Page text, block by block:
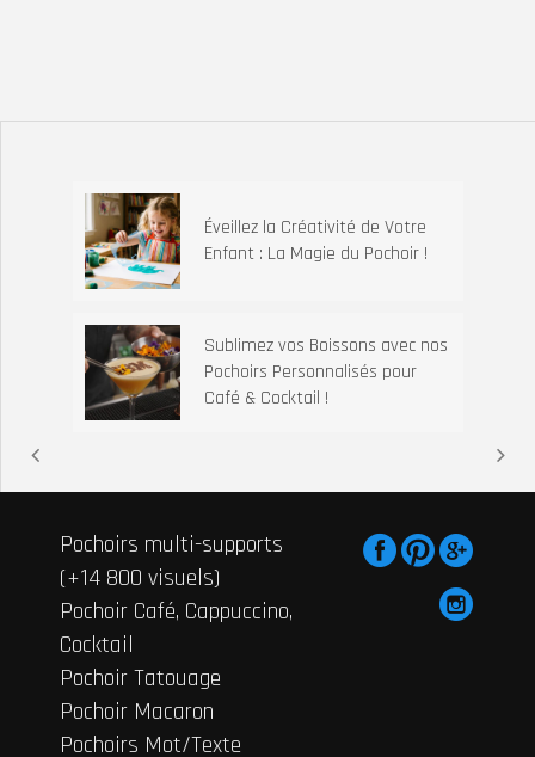
Éveillez la Créativité de Votre
Enfant : La Magie du Pochoir !
Sublimez vos Boissons avec nos
Pochoirs Personnalisés pour
Café & Cocktail !
Pochoirs multi-supports
(+14 800 visuels)
Pochoir Café, Cappuccino,
Cocktail
Pochoir Tatouage
Pochoir Macaron
Pochoirs Mot/Texte